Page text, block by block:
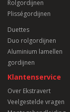
Rolgordijnen
Plisségordijnen
Duettes
Duo rolgordijnen
Aluminium lamellen
gordijnen
Klantenservice
Over Ekstravert
Veelgestelde vragen